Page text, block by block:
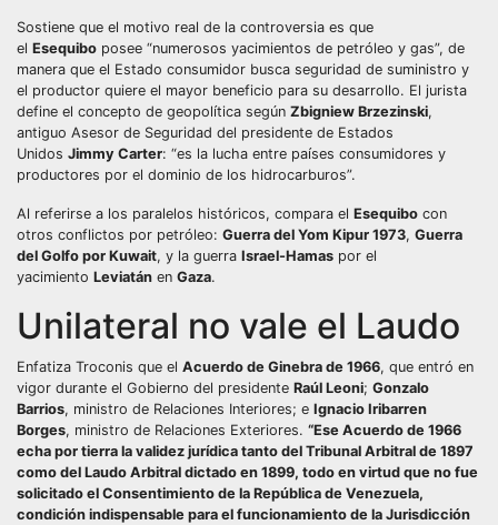
Sostiene que el motivo real de la controversia es que
el Esequibo posee “numerosos yacimientos de petróleo y gas”, de
manera que el Estado consumidor busca seguridad de suministro y
el productor quiere el mayor beneficio para su desarrollo. El jurista
define el concepto de geopolítica según Zbigniew Brzezinski,
antiguo Asesor de Seguridad del presidente de Estados
Unidos Jimmy Carter: “es la lucha entre países consumidores y
productores por el dominio de los hidrocarburos”.
Al referirse a los paralelos históricos, compara el Esequibo con
otros conflictos por petróleo: Guerra del Yom Kipur 1973, Guerra
del Golfo por Kuwait, y la guerra Israel-Hamas por el
yacimiento Leviatán en Gaza.
Unilateral no vale el Laudo
Enfatiza Troconis que el Acuerdo de Ginebra de 1966, que entró en
vigor durante el Gobierno del presidente Raúl Leoni; Gonzalo
Barrios, ministro de Relaciones Interiores; e Ignacio Iribarren
Borges, ministro de Relaciones Exteriores. “Ese Acuerdo de 1966
echa por tierra la validez jurídica tanto del Tribunal Arbitral de 1897
como del Laudo Arbitral dictado en 1899, todo en virtud que no fue
solicitado el Consentimiento de la República de Venezuela,
condición indispensable para el funcionamiento de la Jurisdicción